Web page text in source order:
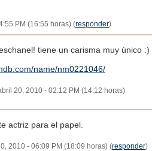
PM (16:55 horas) (responder)
tiene un carisma muy único :)
name/nm0221046/
20, 2010 - 02:12 PM (14:12 horas)
actriz para el papel.
2010 - 06:09 PM (18:09 horas) (responder)